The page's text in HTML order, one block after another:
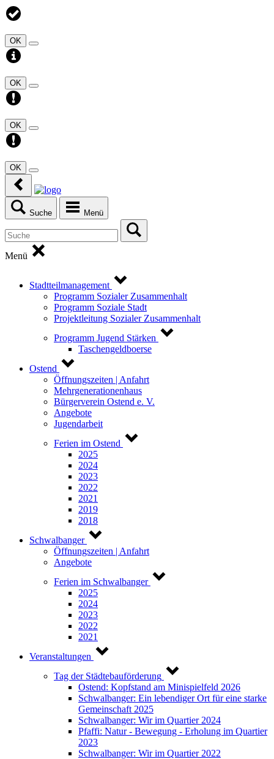
OK
OK
OK
OK
Suche Menü
Menü
Stadtteilmanagement
Programm Sozialer Zusammenhalt
Programm Soziale Stadt
Projektleitung Sozialer Zusammenhalt
Programm Jugend Stärken
Taschengeldboerse
Ostend
Öffnungszeiten | Anfahrt
Mehrgenerationenhaus
Bürgerverein Ostend e. V.
Angebote
Jugendarbeit
Ferien im Ostend
2025
2024
2023
2022
2021
2019
2018
Schwalbanger
Öffnungszeiten | Anfahrt
Angebote
Ferien im Schwalbanger
2025
2024
2023
2022
2021
Veranstaltungen
Tag der Städtebauförderung
Ostend: Kopfstand am Minispielfeld 2026
Schwalbanger: Ein lebendiger Ort für eine starke
Gemeinschaft 2025
Schwalbanger: Wir im Quartier 2024
Pfaffi: Natur - Bewegung - Erholung im Quartier
2023
Schwalbanger: Wir im Quartier 2022